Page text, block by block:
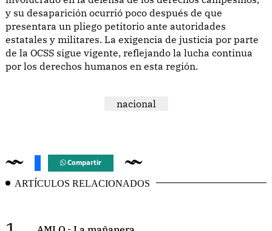
y su desaparición ocurrió poco después de que
presentara un pliego petitorio ante autoridades
estatales y militares. La exigencia de justicia por parte
de la OCSS sigue vigente, reflejando la lucha continua
por los derechos humanos en esta región.
nacional
Compartir
ARTÍCULOS RELACIONADOS